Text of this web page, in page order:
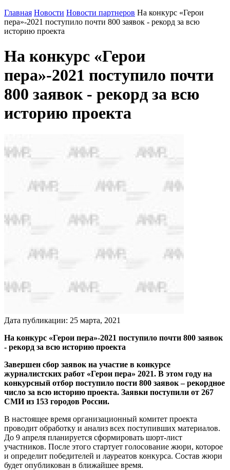
Главная Новости Новости партнеров На конкурс «Герои
пера»-2021 поступило почти 800 заявок - рекорд за всю
историю проекта
На конкурс «Герои
пера»-2021 поступило почти
800 заявок - рекорд за всю
историю проекта
Дата публикации: 25 марта, 2021
На конкурс «Герои пера»-2021 поступило почти 800 заявок
- рекорд за всю историю проекта
Завершен сбор заявок на участие в конкурсе
журналистских работ «Герои пера» 2021. В этом году на
конкурсный отбор поступило пости 800 заявок – рекордное
число за всю историю проекта. Заявки поступили от 267
СМИ из 153 городов России.
В настоящее время организационный комитет проекта
проводит обработку и анализ всех поступивших материалов.
До 9 апреля планируется сформировать шорт-лист
участников. После этого стартует голосование жюри, которое
и определит победителей и лауреатов конкурса. Состав жюри
будет опубликован в ближайшее время.